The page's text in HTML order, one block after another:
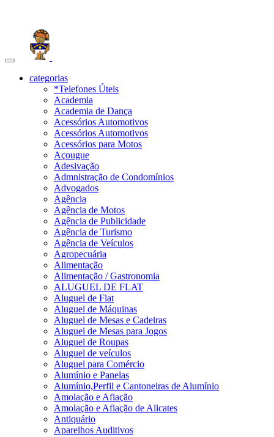
Toggle
navigationcategorias
*Telefones Úteis
Academia
Academia de Dança
Acessórios Automotivos
Acessórios Automotivos
Acessórios para Motos
Açougue
Adesivação
Admnistração de Condomínios
Advogados
Agência
Agência de Motos
Agência de Publicidade
Agência de Turismo
Agência de Veículos
Agropecuária
Alimentação
Alimentação / Gastronomia
ALUGUEL DE FLAT
Aluguel de Flat
Aluguel de Máquinas
Aluguel de Mesas e Cadeiras
Aluguel de Mesas para Jogos
Aluguel de Roupas
Aluguel de veículos
Aluguel para Comércio
Alumínio e Panelas
Alumínio,Perfil e Cantoneiras de Alumínio
Amolação e Afiação
Amolação e Afiação de Alicates
Antiquário
Aparelhos Auditivos